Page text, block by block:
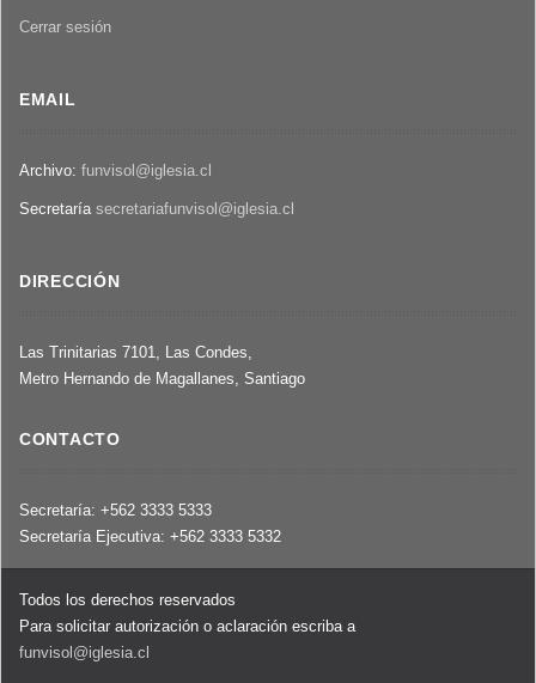
Cerrar sesión
EMAIL
Archivo: funvisol@iglesia.cl
Secretaría secretariafunvisol@iglesia.cl
DIRECCIÓN
Las Trinitarias 7101, Las Condes,
Metro Hernando de Magallanes, Santiago
CONTACTO
Secretaría: +562 3333 5333
Secretaría Ejecutiva: +562 3333 5332
Todos los derechos reservados
Para solicitar autorización o aclaración escriba a
funvisol@iglesia.cl